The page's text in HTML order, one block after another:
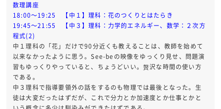
数理講座
18:00～19:25 【中１】理科：花のつくりとはたらき
19:45～21:55 【中３】理科：力学的エネルギー、数学：２次方
程式(2)
中１理科の「花」だけで90分近くも教えることは、教師を始めて
以来なかったように思う。See-beの映像をゆっくり見せ、問題演
習もゆっくりやっていると、ちょうどいい。贅沢な時間の使い方
である。
中３理科で指導要領外の話をするのも物理では最後となった。生
徒は大変だったはずだが、これで分力とか加速度とか仕事とかと